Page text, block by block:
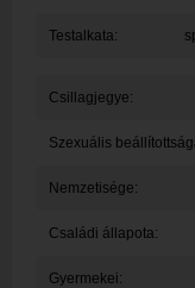
Testalkata:
Csillagjegye:
Szexuális
Nemzetisége:
Családi állapota:
Gyermekei: